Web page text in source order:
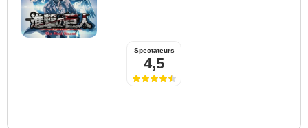
Spectateurs
4,5